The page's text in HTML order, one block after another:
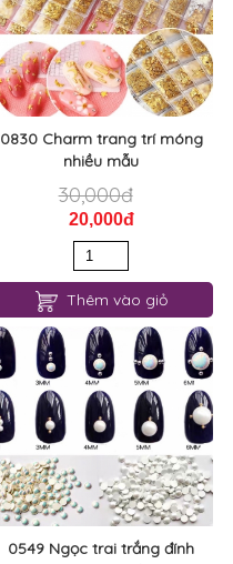
0830 Charm trang trí móng
nhiều mẫu
30,000đ
20,000đ
Thêm vào giỏ
0549 Ngọc trai trắng đính